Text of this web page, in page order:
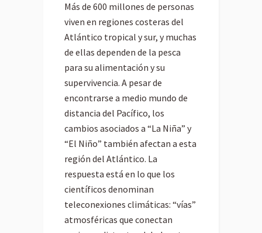
Más de 600 millones de personas
viven en regiones costeras del
Atlántico tropical y sur, y muchas
de ellas dependen de la pesca
para su alimentación y su
supervivencia. A pesar de
encontrarse a medio mundo de
distancia del Pacífico, los
cambios asociados a “La Niña” y
“El Niño” también afectan a esta
región del Atlántico. La
respuesta está en lo que los
científicos denominan
teleconexiones climáticas: “vías”
atmosféricas que conectan